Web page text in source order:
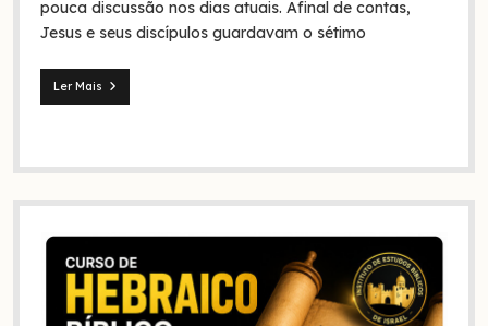
Bíblia
na
pouca discussão nos dias atuais. Afinal de contas,
Jesus e seus discípulos guardavam o sétimo
Ler Mais
Jesus
sábado?